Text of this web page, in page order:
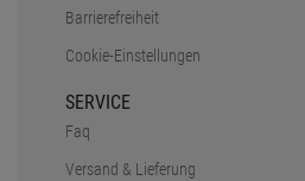
Barrierefreiheit
Cookie-Einstellungen
SERVICE
Faq
Versand & Lieferung